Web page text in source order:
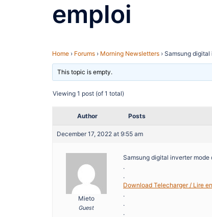
emploi
Home › Forums › Morning Newsletters › Samsung digital
This topic is empty.
Viewing 1 post (of 1 total)
Author Posts
December 17, 2022 at 9:55 am
Mieto
Guest
Samsung digital inverter mode
.
.
Download Telecharger / Lire
.
.
.